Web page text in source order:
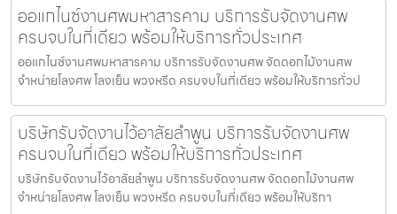
ออแกไนซ์งานศพมหาสารคาม บริการรับจัดงานศพ
ครบจบในที่เดียว พร้อมให้บริการทั่วประเทศ
ออแกไนซ์งานศพมหาสารคาม บริการรับจัดงานศพ จัดดอกไม้งานศพ
จำหน่ายโลงศพ โลงเย็น พวงหรีด ครบจบในที่เดียว พร้อมให้บริการทั่วป
บริษัทรับจัดงานไว้อาลัยลำพูน บริการรับจัดงานศพ
ครบจบในที่เดียว พร้อมให้บริการทั่วประเทศ
บริษัทรับจัดงานไว้อาลัยลำพูน บริการรับจัดงานศพ จัดดอกไม้งานศพ
จำหน่ายโลงศพ โลงเย็น พวงหรีด ครบจบในที่เดียว พร้อมให้บริกา